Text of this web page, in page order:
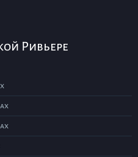
Ривьере